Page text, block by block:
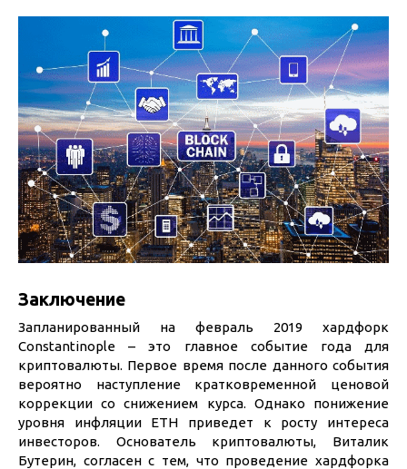
Заключение
Запланированный на февраль 2019 хардфорк
Constantinople – это главное событие года для
криптовалюты. Первое время после данного события
вероятно наступление кратковременной ценовой
коррекции со снижением курса. Однако понижение
уровня инфляции ETH приведет к росту интереса
инвесторов. Основатель криптовалюты, Виталик
Бутерин, согласен с тем, что проведение хардфорка